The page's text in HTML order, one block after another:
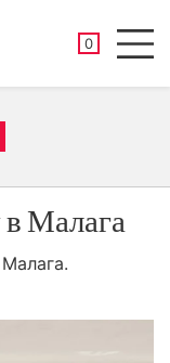
0
Малага